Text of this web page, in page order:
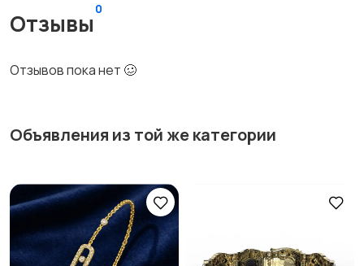
Отзывы
0
Отзывов пока нет 🥴
Объявления из той же категории